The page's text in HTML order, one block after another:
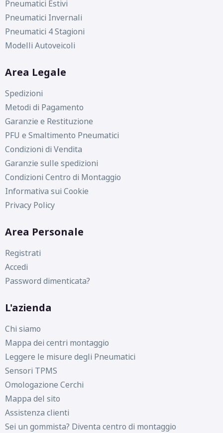
D
Pneumatici Estivi
Pneumatici Invernali
Pneumatici 4 Stagioni
Modelli Autoveicoli
Area Legale
Spedizioni
Metodi di Pagamento
Garanzie e Restituzione
PFU e Smaltimento Pneumatici
Condizioni di Vendita
Garanzie sulle spedizioni
Condizioni Centro di Montaggio
Informativa sui Cookie
Privacy Policy
Area Personale
Registrati
Accedi
Password dimenticata?
L'azienda
Chi siamo
Mappa dei centri montaggio
Leggere le misure degli Pneumatici
Sensori TPMS
Omologazione Cerchi
Mappa del sito
Assistenza clienti
Sei un gommista? Diventa centro di montaggio